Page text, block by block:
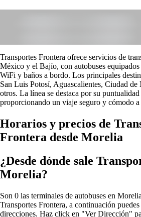
Transportes Frontera ofrece servicios de
México y el Bajío, con autobuses equipados
WiFi y baños a bordo. Los principales
San Luis Potosí, Aguascalientes, Ciudad
otros. La línea se destaca por su
proporcionando un viaje seguro y cómodo a
Horarios y precios de
Frontera desde Morelia
¿Desde dónde sale
Morelia?
Son 0 las terminales de autobuses en
Transportes Frontera, a continuación
direcciones. Haz click en "Ver Dirección"